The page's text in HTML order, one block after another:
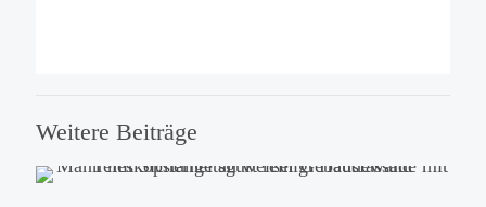
Weitere Beiträge